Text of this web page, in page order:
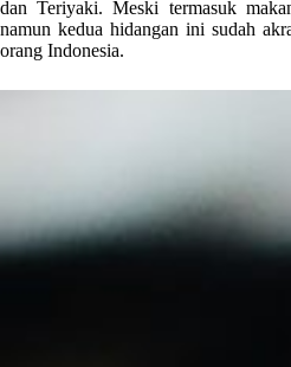
dan Teriyaki. Meski termasuk
namun kedua hidangan ini sudah
orang Indonesia.